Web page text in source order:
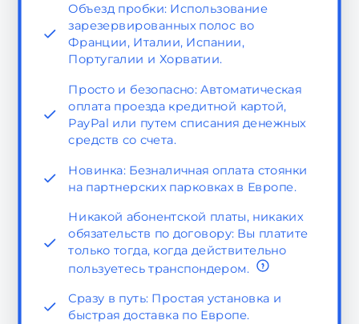
Объезд пробки: Использование
зарезервированных полос во
Франции, Италии, Испании,
Португалии и Хорватии.
Просто и безопасно: Автоматическая
оплата проезда кредитной картой,
PayPal или путем списания денежных
средств со счета.
Новинка: Безналичная оплата стоянки
на партнерских парковках в Европе.
Никакой абонентской платы, никаких
обязательств по договору: Вы платите
только тогда, когда действительно
пользуетесь транспондером.
Сразу в путь: Простая установка и
быстрая доставка по Европе.